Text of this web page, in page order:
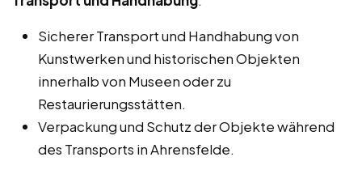
Sicherer Transport und Handhabung von
Kunstwerken und historischen Objekten
innerhalb von Museen oder zu
Restaurierungsstätten.
Verpackung und Schutz der Objekte während
des Transports in Ahrensfelde.